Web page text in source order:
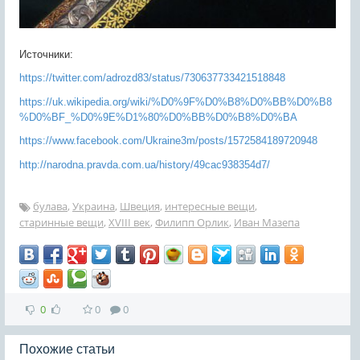
Источники:
https://twitter.com/adrozd83/status/730637733421518848
https://uk.wikipedia.org/wiki/%D0%9F%D0%B8%D0%BB%D0%B8
%D0%BF_%D0%9E%D1%80%D0%BB%D0%B8%D0%BA
https://www.facebook.com/Ukraine3m/posts/1572584189720948
http://narodna.pravda.com.ua/history/49cac938354d7/
булава, Украина, Швеция, интересные вещи,
старинные вещи, XVIII век, Филипп Орлик, Иван Мазепа
0 0 0
Похожие статьи